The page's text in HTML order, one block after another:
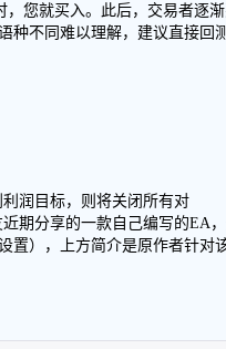
，您就买入。此后，交易者逐
种不同难以理解，建议直接回
润目标，则将关闭所有对
期分享的一款自己编写的EA
置），上方简介是原作者针对